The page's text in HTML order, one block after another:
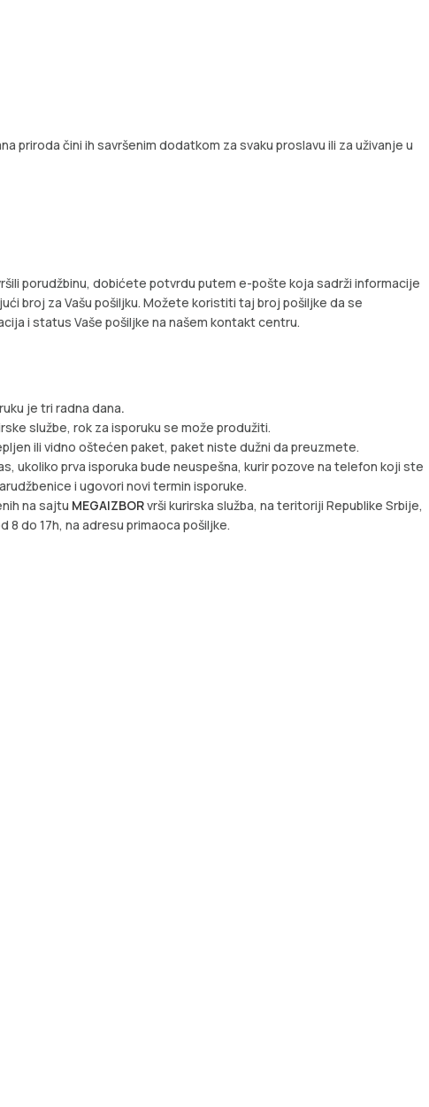
priroda čini ih savršenim dodatkom za svaku proslavu ili za uživanje u
porudžbinu, dobićete potvrdu putem e-pošte koja sadrži informacije
broj za Vašu pošiljku. Možete koristiti taj broj pošiljke da se
i status Vaše pošiljke na našem kontakt centru.
je tri radna dana.
službe, rok za isporuku se može produžiti.
ili vidno oštećen paket, paket niste dužni da preuzmete.
ukoliko prva isporuka bude neuspešna, kurir pozove na telefon koji ste
i ugovori novi termin isporuke.
na sajtu MEGAIZBORvrši kurirska služba, na teritoriji Republike Srbije,
8 do 17h, na adresu primaoca pošiljke.